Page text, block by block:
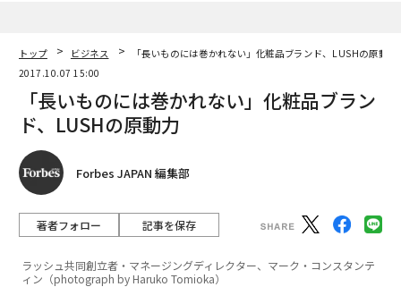
トップ ビジネス
「長いものには巻かれない」化粧品ブランド、LUSHの原動力
2017.10.07 15:00
「長いものには巻かれない」化粧品ブラン
ド、LUSHの原動力
Forbes JAPAN 編集部
著者フォロー 記事を保存
ラッシュ共同創立者・マネージングディレクター、マーク・コンスタンテ
ィン（photograph by Haruko Tomioka）